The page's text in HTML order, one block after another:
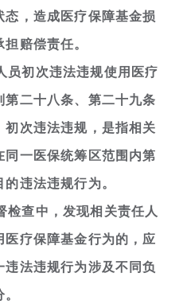
，造成医疗保障基金损
赔偿责任。
员初次违法违规使用医疗
二十八条、第二十九条
次违法违规，是指相关
一医保统筹区范围内第
违法违规行为。
检查中，发现相关责任人
医疗保障基金行为的，应
法违规行为涉及不同负